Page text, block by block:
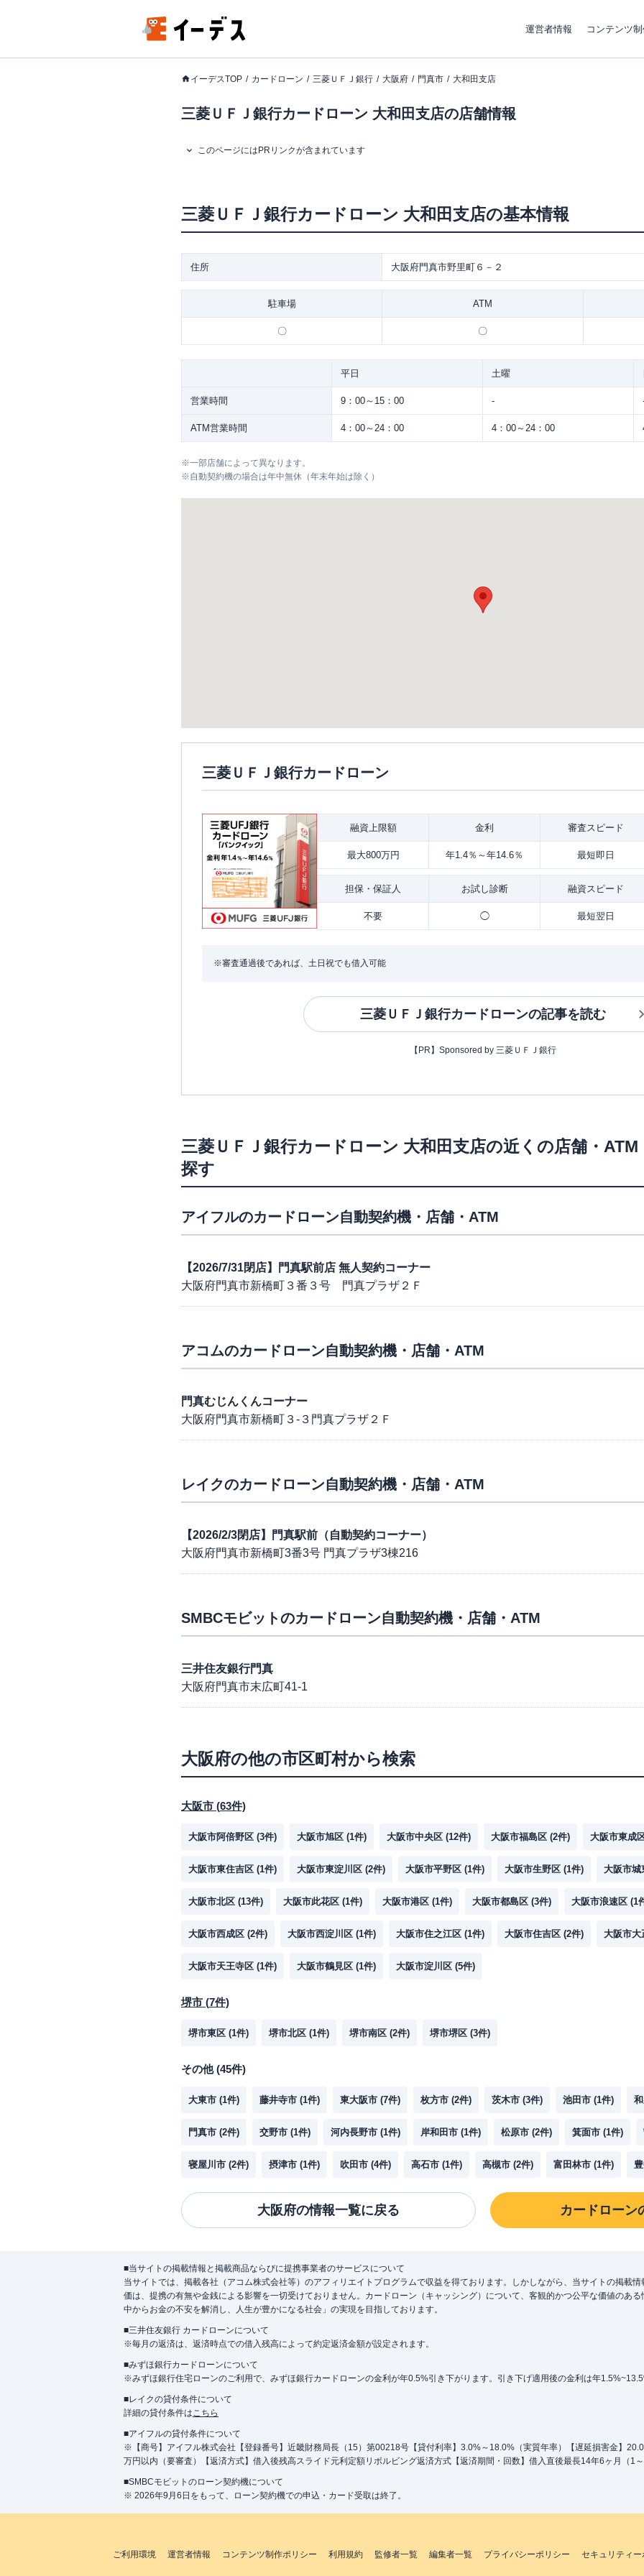
運営者情報 コンテンツ
イーデスTOP カードローン 三菱ＵＦＪ銀行 大阪府 門真市 大和田支店
三菱ＵＦＪ銀行カードローン 大和田支店の店舗情報
このページにはPRリンクが含まれています
三菱ＵＦＪ銀行カードローン 大和田支店の基本情報
住所 大阪府門真市野里町６－２
駐車場 ATM
〇 〇
平日 土曜
営業時間 9：00～15：00 -
ATM営業時間 4：00～24：00 4：00～24：00
※一部店舗によって異なります。
※自動契約機の場合は年中無休（年末年始は除く）
三菱ＵＦＪ銀行カードローン
融資上限額 金利 審査スピード
最大800万円 年1.4％～年14.6％ 最短即日
担保・ 保証人 お試し診断 融資スピード
不要 ◯ 最短翌日
※審査通過後であれば、土日祝でも借入可能
三菱ＵＦＪ銀行カードローンの記事を読む
【PR】Sponsored by 三菱ＵＦＪ銀行
三菱ＵＦＪ銀行カードローン 大和田支店の近くの店舗・
探す
アイフルのカードローン自動契約機・店舗・ATM
【2026/7/31閉店】門真駅前店 無人契約コーナー
大阪府門真市新橋町３番３号 門真プラザ２Ｆ
アコムのカードローン自動契約機・店舗・ATM
門真むじんくんコーナー
大阪府門真市新橋町３-３門真プラザ２Ｆ
レイクのカードローン自動契約機・店舗・ATM
【2026/2/3閉店】門真駅前（自動契約コーナー）
大阪府門真市新橋町3番3号 門真プラザ3棟216
SMBCモビットのカードローン自動契約機・店舗・ATM
三井住友銀行門真
大阪府門真市末広町41-1
大阪府の他の市区町村から検索
大阪市 (63件)
大阪市阿倍野区 (3件) 大阪市旭区 (1件) 大阪市中央区 (12件) 大阪市福島区 (2件) 大阪市東成
大阪市東住吉区 (1件) 大阪市東淀川区 (2件) 大阪市平野区 (1件) 大阪市生野区 (1件) 大阪市城
大阪市北区 (13件) 大阪市此花区 (1件) 大阪市港区 (1件) 大阪市都島区 (3件) 大阪市浪速区 (1
大阪市西成区 (2件) 大阪市西淀川区 (1件) 大阪市住之江区 (1件) 大阪市住吉区 (2件) 大阪市大
大阪市天王寺区 (1件) 大阪市鶴見区 (1件) 大阪市淀川区 (5件)
堺市 (7件)
堺市東区 (1件) 堺市北区 (1件) 堺市南区 (2件) 堺市堺区 (3件)
その他(45件)
大東市 (1件) 藤井寺市 (1件) 東大阪市 (7件) 枚方市 (2件) 茨木市 (3件) 池田市 (1件)
門真市 (2件) 交野市 (1件) 河内長野市 (1件) 岸和田市 (1件) 松原市 (2件) 箕面市 (1件)
寝屋川市 (2件) 摂津市 (1件) 吹田市 (4件) 高石市 (1件) 高槻市 (2件) 富田林市 (1件)
大阪府の情報一覧に戻る カードローン
■当サイトの掲載情報と掲載商品ならびに提携事業者のサービスについて
当サイトでは、掲載各社（アコム株式会社等）のアフィリエイトプログラムで収益を得ております。しかしながら、当サイトの掲載
価は、提携の有無や金銭による影響を一切受けておりません。カードローン（キャッシング）について、客観的かつ公平な価値のあ
中からお金の不安を解消し、人生が豊かになる社会」の実現を目指しております。
■三井住友銀行 カードローンについて
※毎月の返済は、返済時点での借入残高によって約定返済金額が設定されます。
■みずほ銀行カードローンについて
※みずほ銀行住宅ローンのご利用で、みずほ銀行カードローンの金利が年0.5%引き下がります。引き下げ適用後の金利は年
■レイクの貸付条件について
詳細の貸付条件はこちら
■アイフルの貸付条件について
※【商号】アイフル株式会社【登録番号】近畿財務局長（15）第00218号【貸付利率】3.0%～18.0%（実質年率）【遅延損害金】
万円以内（要審査）【返済方式】借入後残高スライド元利定額リボルビング返済方式【返済期間・回数】借入直後最長14年6ヶ月（1
■SMBCモビットのローン契約機について
※ 2026年9月6日をもって、ローン契約機での申込・カード受取は終了。
ご利用環境 運営者情報 コンテンツ制作ポリシー 利用規約 監修者一覧 編集者一覧 プライバシーポリシー セキュリティー